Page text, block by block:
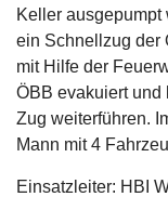
Keller
ein Schnellzug der
mit Hilfe der
ÖBB evakuiert und
Zug weiterführen.
Mann mit 4
Einsatzleiter: HBI